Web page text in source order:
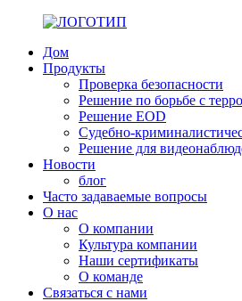
Дом
Продукты
Проверка безопасности
Решение по борьбе с
Решение EOD
Судебно-
Решение для
Новости
блог
Часто задаваемые вопросы
О нас
О компании
Культура компании
Наши сертификаты
О команде
Связаться с нами